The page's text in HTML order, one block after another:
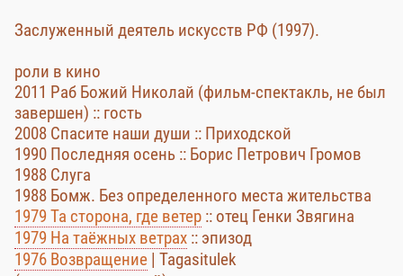
Заслуженный деятель искусств РФ (1997).
роли в кино
2011 Раб Божий Николай (фильм-спектакль, не был
завершен) :: гость
2008 Спасите наши души :: Приходской
1990 Последняя осень :: Борис Петрович Громов
1988 Слуга
1988 Бомж. Без определенного места жительства
1979 Та сторона, где ветер :: отец Генки Звягина
1979 На таёжных ветрах :: эпизод
1976 Возвращение | Tagasitulek